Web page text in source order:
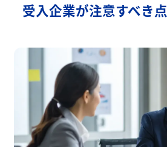
受入企業が注意すべき点